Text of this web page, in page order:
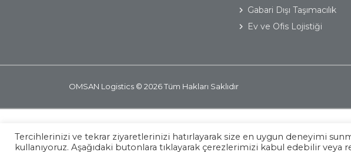
Gabari Dışı Taşımacılık
Ev ve Ofis Lojistiği
OMSAN Logistics © 2026 Tüm Hakları Saklıdır
www.oyak.com.tr
Tercihlerinizi ve tekrar ziyaretlerinizi hatırlayarak size en uygun deneyimi
kullanıyoruz. Aşağıdaki butonlara tıklayarak çerezlerimizi kabul edebilir veya